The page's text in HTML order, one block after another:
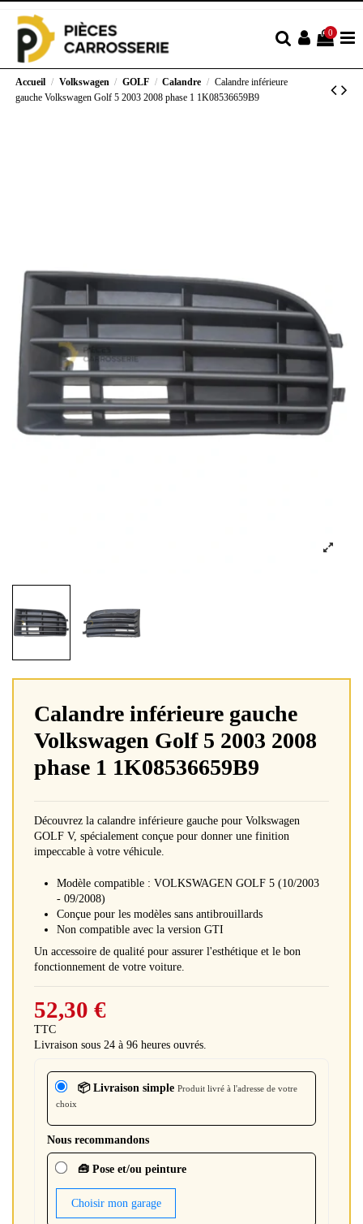
0
Accueil Volkswagen GOLF Calandre
Calandre inférieure
gauche Volkswagen Golf 5 2003 2008 phase 1 1K08536659B9
Calandre inférieure gauche
Volkswagen Golf 5 2003 2008
phase 1 1K08536659B9
Découvrez la calandre inférieure gauche pour Volkswagen
GOLF V, spécialement conçue pour donner une finition
impeccable à votre véhicule.
Modèle compatible : VOLKSWAGEN GOLF 5 (10/2003
- 09/2008)
Conçue pour les modèles sans antibrouillards
Non compatible avec la version GTI
Un accessoire de qualité pour assurer l'esthétique et le bon
fonctionnement de votre voiture.
52,30 €
TTC
Livraison sous 24 à 96 heures ouvrés.
📦 Livraison simple Produit livré à l'adresse de votre
choix
Nous recommandons
🧰 Pose et/ou peinture
Choisir mon garage